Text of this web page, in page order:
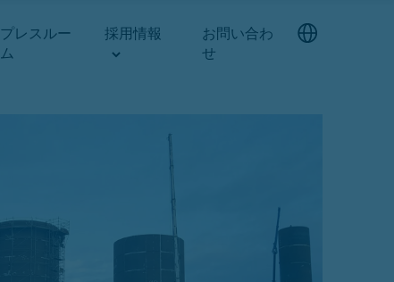
プレスルー
ム
採用情報
お問い合わ
せ